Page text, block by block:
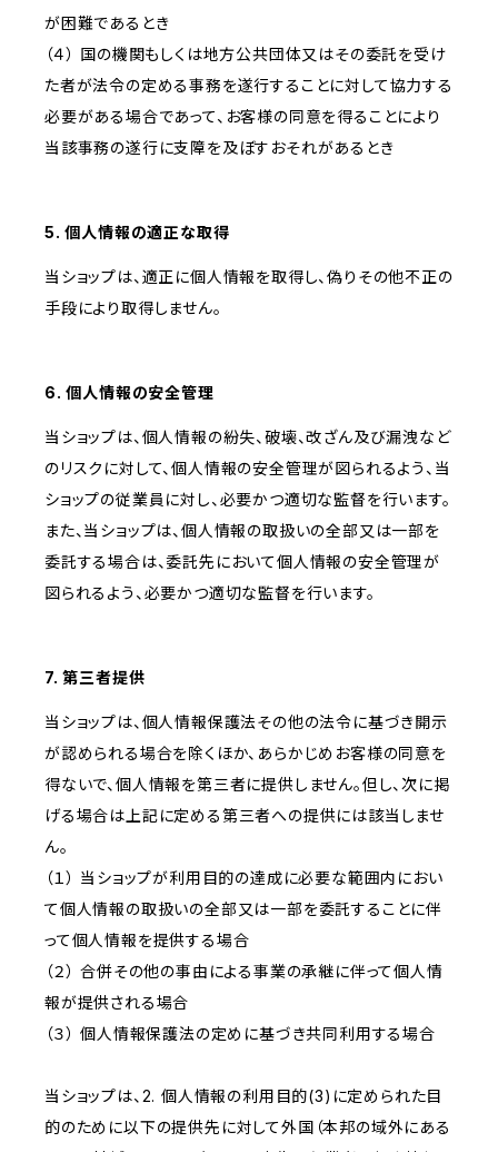
が困難であるとき
（４） 国の機関もしくは地方公共団体又はその委託を受け
た者が法令の定める事務を遂行することに対して協力する
必要がある場合であって、お客様の同意を得ることにより
当該事務の遂行に支障を及ぼすおそれがあるとき
5. 個人情報の適正な取得
当ショップは、適正に個人情報を取得し、偽りその他不正の
手段により取得しません。
6. 個人情報の安全管理
当ショップは、個人情報の紛失、破壊、改ざん及び漏洩など
のリスクに対して、個人情報の安全管理が図られるよう、当
ショップの従業員に対し、必要かつ適切な監督を行います。
また、当ショップは、個人情報の取扱いの全部又は一部を
委託する場合は、委託先において個人情報の安全管理が
図られるよう、必要かつ適切な監督を行います。
7. 第三者提供
当ショップは、個人情報保護法その他の法令に基づき開示
が認められる場合を除くほか、あらかじめお客様の同意を
得ないで、個人情報を第三者に提供しません。但し、次に掲
げる場合は上記に定める第三者への提供には該当しませ
ん。
（１） 当ショップが利用目的の達成に必要な範囲内におい
て個人情報の取扱いの全部又は一部を委託することに伴
って個人情報を提供する場合
（２） 合併その他の事由による事業の承継に伴って個人情
報が提供される場合
（３） 個人情報保護法の定めに基づき共同利用する場合
当ショップは、2. 個人情報の利用目的(3)に定められた目
的のために以下の提供先に対して外国（本邦の域外にある